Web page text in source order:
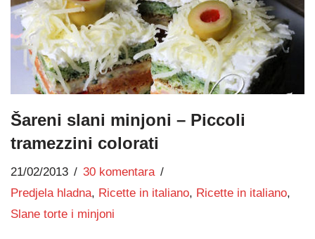
Šareni slani minjoni – Piccoli
tramezzini colorati
21/02/2013
30 komentara
Predjela hladna, Ricette in italiano, Ricette in italiano,
Slane torte i minjoni